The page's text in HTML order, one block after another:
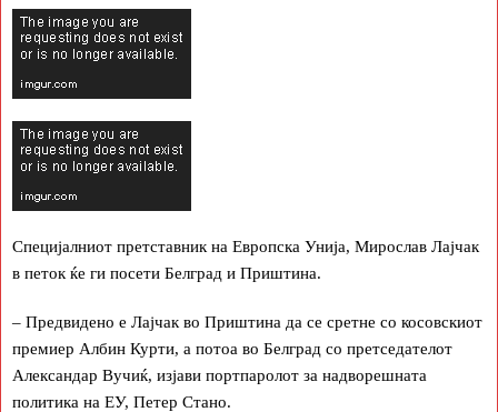
Специјалниот претставник на Европска Унија, Мирослав Лајчак
в петок ќе ги посети Белград и Приштина.
– Предвидено е Лајчак во Приштина да се сретне со косовскиот
премиер Албин Курти, а потоа во Белград со претседателот
Александар Вучиќ, изјави портпаролот за надворешната
политика на ЕУ, Петер Стано.